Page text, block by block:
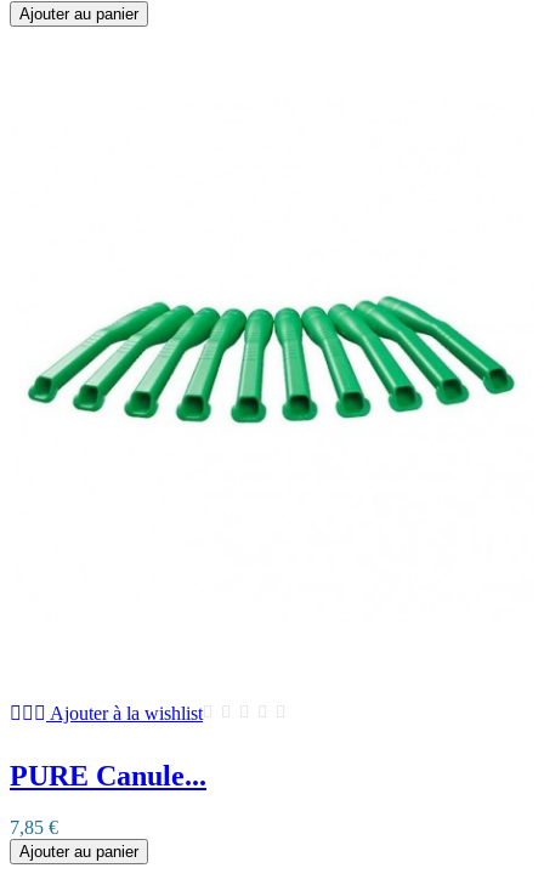
Ajouter au panier
Ajouter à la wishlist
PURE Canule...
7,85 €
Ajouter au panier